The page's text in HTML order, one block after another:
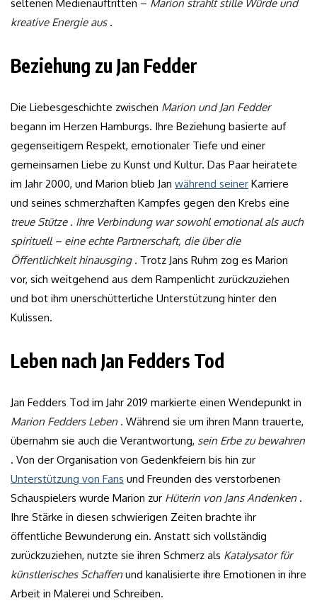
seltenen Medienauftritten – Marion strahlt stille Würde und
kreative Energie aus.
Beziehung zu Jan Fedder
Die Liebesgeschichte zwischen Marion und Jan Fedder
begann im Herzen Hamburgs. Ihre Beziehung basierte auf
gegenseitigem Respekt, emotionaler Tiefe und einer
gemeinsamen Liebe zu Kunst und Kultur. Das Paar heiratete
im Jahr 2000, und Marion blieb Jan während seiner Karriere
und seines schmerzhaften Kampfes gegen den Krebs eine
treue Stütze . Ihre Verbindung war sowohl emotional als auch
spirituell – eine echte Partnerschaft, die über die
Öffentlichkeit hinausging. Trotz Jans Ruhm zog es Marion
vor, sich weitgehend aus dem Rampenlicht zurückzuziehen
und bot ihm unerschütterliche Unterstützung hinter den
Kulissen.
Leben nach Jan Fedders Tod
Jan Fedders Tod im Jahr 2019 markierte einen Wendepunkt in
Marion Fedders Leben . Während sie um ihren Mann trauerte,
übernahm sie auch die Verantwortung, sein Erbe zu bewahren
. Von der Organisation von Gedenkfeiern bis hin zur
Unterstützung von Fans und Freunden des verstorbenen
Schauspielers wurde Marion zur Hüterin von Jans Andenken .
Ihre Stärke in diesen schwierigen Zeiten brachte ihr
öffentliche Bewunderung ein. Anstatt sich vollständig
zurückzuziehen, nutzte sie ihren Schmerz als Katalysator für
künstlerisches Schaffen und kanalisierte ihre Emotionen in ihre
Arbeit in Malerei und Schreiben.